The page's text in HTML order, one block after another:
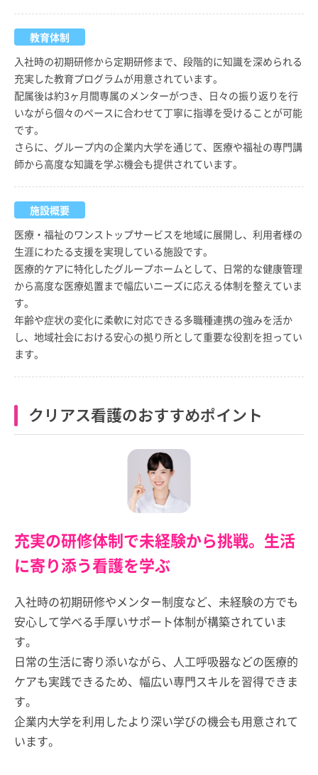
教育体制
入社時の初期研修から定期研修まで、段階的に知識を深められる
充実した教育プログラムが用意されています。
配属後は約3ヶ月間専属のメンターがつき、日々の振り返りを行
いながら個々のペースに合わせて丁寧に指導を受けることが可能
です。
さらに、グループ内の企業内大学を通じて、医療や福祉の専門講
師から高度な知識を学ぶ機会も提供されています。
施設概要
医療・福祉のワンストップサービスを地域に展開し、利用者様の
生涯にわたる支援を実現している施設です。
医療的ケアに特化したグループホームとして、日常的な健康管理
から高度な医療処置まで幅広いニーズに応える体制を整えていま
す。
年齢や症状の変化に柔軟に対応できる多職種連携の強みを活か
し、地域社会における安心の拠り所として重要な役割を担ってい
ます。
クリアス看護のおすすめポイント
充実の研修体制で未経験から挑戦。生活
に寄り添う看護を学ぶ
入社時の初期研修やメンター制度など、未経験の方でも
安心して学べる手厚いサポート体制が構築されていま
す。
日常の生活に寄り添いながら、人工呼吸器などの医療的
ケアも実践できるため、幅広い専門スキルを習得できま
す。
企業内大学を利用したより深い学びの機会も用意されて
います。